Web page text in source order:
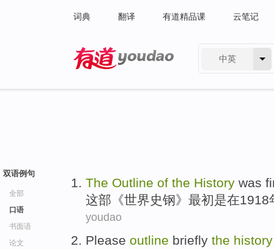
词典 翻译 有道精品课 云笔记
中英
双语例句
全部
口语
书面语
论文
The Outline of the History was
这部 《世界史钢》 最初是在1918
youdao
Please outline briefly the history